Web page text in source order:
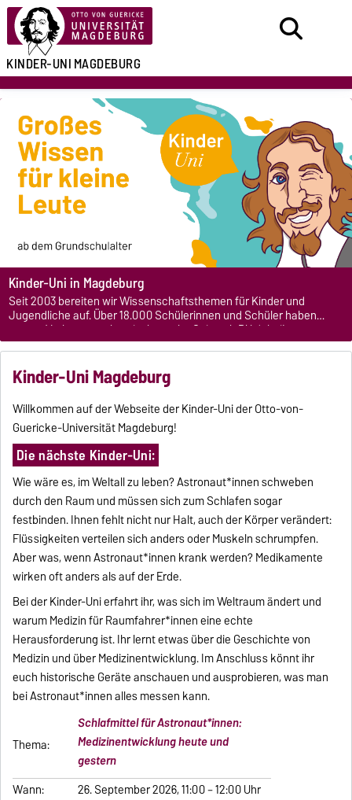
KINDER-UNIMAGDEBURG
Kinder-Uni in Magdeburg
Seit 2003 bereiten wir Wissenschaftsthemen für Kinder und
Jugendliche auf. Über 18.000 Schülerinnen und Schüler haben
unsere Vorlesungen bereits besucht. Sei auch DU dabei!
Kinder-Uni Magdeburg
Willkommen auf der Webseite der Kinder-Uni der Otto-von-
Guericke-Universität Magdeburg!
Die nächste Kinder-Uni:
Wie wäre es, im Weltall zu leben? Astronaut*innen schweben
durch den Raum und müssen sich zum Schlafen sogar
festbinden. Ihnen fehlt nicht nur Halt, auch der Körper verändert:
Flüssigkeiten verteilen sich anders oder Muskeln schrumpfen.
Aber was, wenn Astronaut*innen krank werden? Medikamente
wirken oft anders als auf der Erde.
Bei der Kinder-Uni erfahrt ihr, was sich im Weltraum ändert und
warum Medizin für Raumfahrer*innen eine echte
Herausforderung ist. Ihr lernt etwas über die Geschichte von
Medizin und über Medizinentwicklung. Im Anschluss könnt ihr
euch historische Geräte anschauen und ausprobieren, was man
bei Astronaut*innen alles messen kann.
Thema:
Schlafmittel für Astronaut*innen:
Medizinentwicklung heute und
gestern
Wann:
26. September 2026, 11:00 – 12:00 Uhr